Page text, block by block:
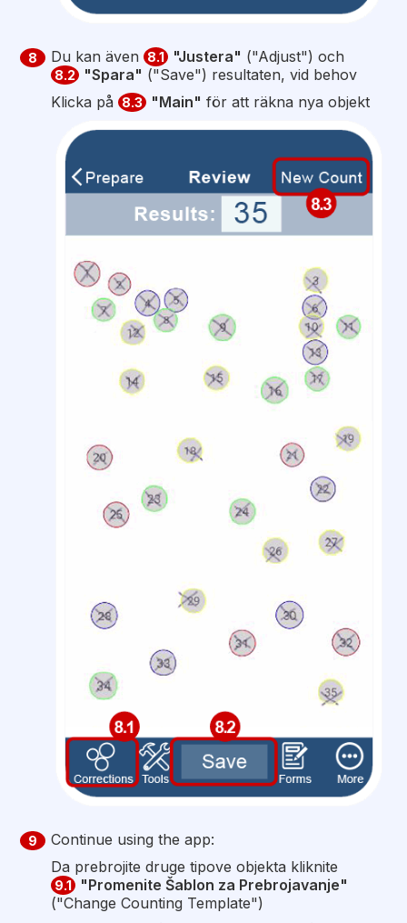
8 Du kan även 8.1 "Justera" ("Adjust") och
8.2 "Spara" ("Save") resultaten, vid behov
Klicka på
8.3 "Main" för att räkna nya objekt
9
Continue using the app:
Da prebrojite druge tipove objekta kliknite
9.1
"Promenite Šablon za Prebrojavanje"
("Change Counting Template")